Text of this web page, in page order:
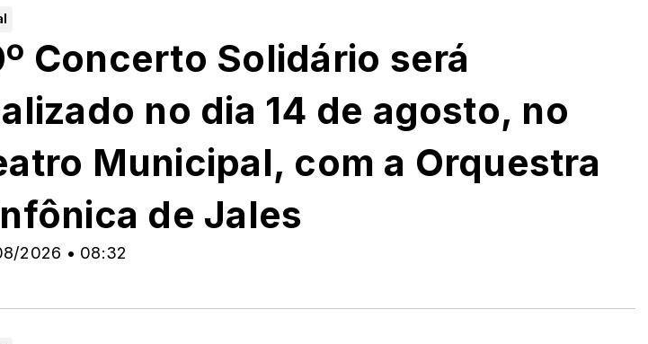
2026 • 08:32
Concerto Solidário será
no dia 14 de agosto, no
Municipal, com a Orquestra
de Jales